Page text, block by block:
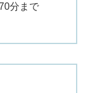
分まで